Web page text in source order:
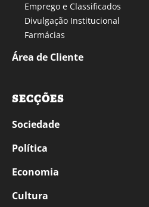
Emprego e Classificados
Divulgação Institucional
Farmácias
Área de Cliente
SECÇÕES
Sociedade
Política
Economia
Cultura